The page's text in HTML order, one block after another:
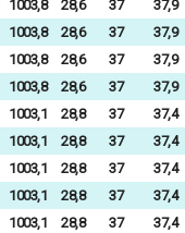
1003,8 28,6 37
37,9
1003,8 28,6 37
37,9
1003,8 28,6 37
37,9
1003,8 28,6 37
37,9
1003,1 28,8 37
37,4
1003,1 28,8 37
37,4
1003,1 28,8 37
37,4
1003,1 28,8 37
37,4
1003,1 28,8 37
37,4